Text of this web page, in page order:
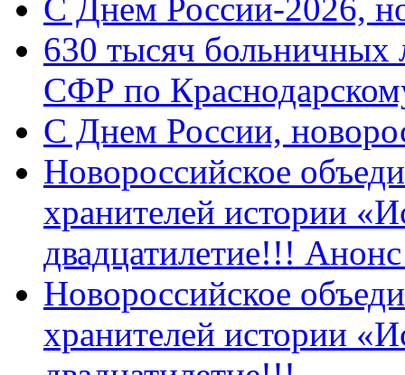
C Днем России-2026,
630 тысяч больничных
СФР по
C Днем России,
Новороссийское
хранителей истории
двадцатилетие!!!
Новороссийское
хранителей истории